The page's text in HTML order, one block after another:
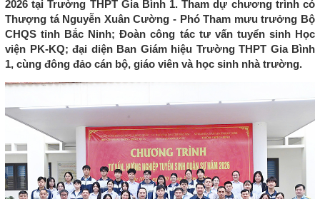
2026 tại Trường THPT Gia Bình 1. Tham dự chương trình có
Thượng tá Nguyễn Xuân Cường - Phó Tham mưu trưởng Bộ
CHQS tỉnh Bắc Ninh; Đoàn công tác tư vấn tuyển sinh Học
viện PK-KQ; đại diện Ban Giám hiệu Trường THPT Gia Bình
1, cùng đông đảo cán bộ, giáo viên và học sinh nhà trường.